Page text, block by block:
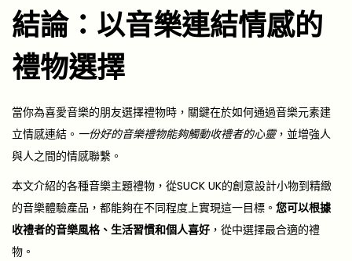
結論：以音樂連結情感的
禮物選擇
當你為喜愛音樂的朋友選擇禮物時，關鍵在於如何通過音樂元素建
立情感連結。 一份好的音樂禮物能夠觸動收禮者的心靈，並增強人
與人之間的情感聯繫。
本文介紹的各種音樂主題禮物，從SUCK UK的創意設計小物到精緻
的音樂體驗產品，都能夠在不同程度上實現這一目標。 您可以根據
收禮者的音樂風格、生活習慣和個人喜好 ，從中選擇最合適的禮
物。